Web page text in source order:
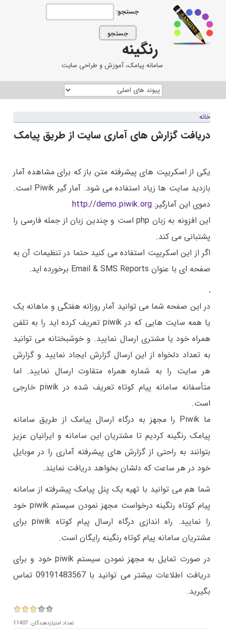
جستجو:
رنگینه
سامانه پیامک، آموزش و طراحی سایت
خانه
دریافت گزارش های آماری سایت از طریق پیامک
یکی از اسکریپت های پیشرفته متن باز که برای مشاهده آمار
بازدید سایت ها زیاد استفاده می شود. آمار گیر Piwik است.
دموی این آمارگیر: http://demo.piwik.org
این افزونه به زبان php است و چندین زبان از جمله فارسی را
پشتبانی می کند.
اگر از این اسکریپت استفاده می کنید حتما در تنظیمات آن به
صفحه ای با عنوان Email & SMS Reports برخورده اید
.
در این صفحه شما می توانید آمار روزانه هفتگی و ماهانه یک
یا همه سایت هایی که در piwik تعریف کرده اید را به تلفن
همراه خود یا مشتری ارسال نمایید. و خوشبختانه می توانید
به تعداد دلخواه از این ارسال گزارش ایجاد نمایید و گزارش
هر سایت را به شماره همراه متقاوت ارسال نمایید. اما
متأسفانه سامانه پیام کوتاه تعریف شده در piwik خارجی
است.
ما Piwik را مجهز به درگاه ارسال پیامک از طریق سامانه
پیامک رنگینه کردیم تا مشتریان این سامانه و ایرانیان عزیز
بتوانند به راحتی از گزارش های پیشرفته آماری را در موبایل
خود در هر ساعت که دلشان بخواهد دریافت نمایند.
شما هم می توانید با تهیه یک پنل پیامک پیشرفته از سامانه
پیام کوتاه رنگینه درخواست مجهز نمودن سیستم piwik خود
را نمایید. راه اندازی درگاه ارسال پیام کوتاه piwik برای
مشتریان سامانه پیام کوتاه رنگینه رایگان است.
در صورت تمایل به مجهز نمودن سیستم piwik خود و برای
دریافت اطلاعات بیشتر می توانید با 09191483567 تماس
بگیرید.
تعداد امتیازدهندگان: 11407